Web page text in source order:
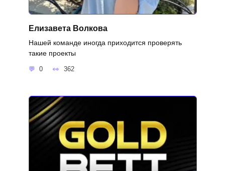
Елизавета Волкова
Нашей команде иногда приходится проверять
такие проекты
0 362